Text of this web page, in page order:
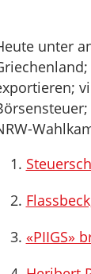
unter
«PIIGS»